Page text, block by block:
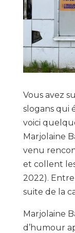
Vous avez
slogans qui
voici
Marjolaine
venu
et collent
2022).
suite de la
Marjolaine
d’humour